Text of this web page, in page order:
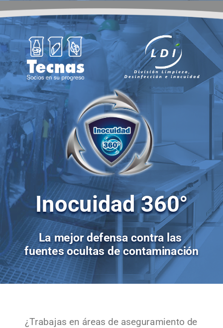
La mejor defensa contra las
fuentes ocultas de contaminación
Inocuidad 360°
¿Trabajas en áreas de aseguramiento de